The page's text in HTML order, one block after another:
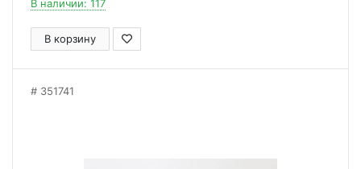
В наличии: 117
В корзину
351741